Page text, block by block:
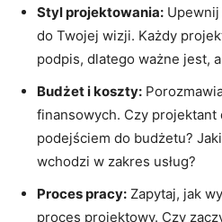
Styl projektowania:
do Twojej wizji. Każdy
podpis, dlatego ważne ⁣jest,
Budżet i koszty:
finansowych. Czy
podejściem do budżetu?
wchodzi w zakres ​usług?
Proces pracy: Zapytaj, ​jak
proces⁢ projektowy.‌ Czy